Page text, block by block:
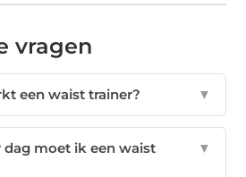
vragen
een waist trainer? ▼
dag moet ik een waist
▼